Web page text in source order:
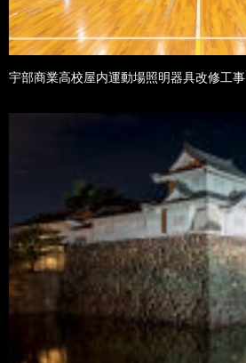
宇部商業高校屋内運動場照明器具改修工事